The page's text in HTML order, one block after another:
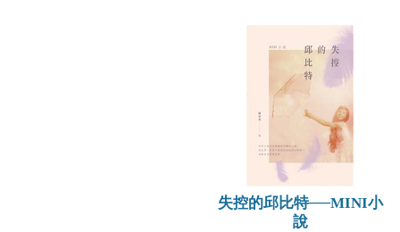
失控的邱比特──MINI小
說